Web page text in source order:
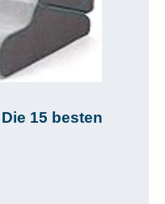
15 besten